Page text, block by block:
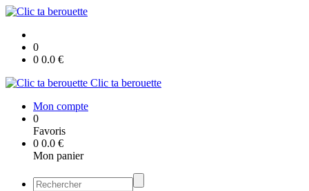
0
0 0.0 €
Clic ta berouette
Mon compte
0
Favoris
0 0.0 €
Mon panier